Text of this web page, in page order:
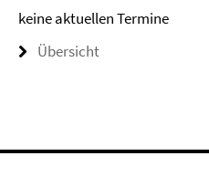
keine aktuellen Termine
Übersicht